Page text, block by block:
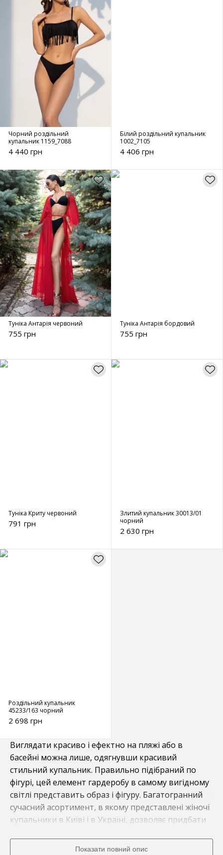
Чорний роздільний
купальник 1159_7088
4 440 грн
Білий роздільний купальник
1002_7105
4 406 грн
Туніка Антарія червоний
755 грн
Туніка Антарія бордовий
755 грн
Туніка Криту червоний
791 грн
Злитий купальник 30013/01
чорний
2 630 грн
Роздільний купальник
45233/163 чорний
2 698 грн
Виглядати красиво і ефектно на пляжі або в
басейні можна лише, одягнувши красивий
стильний купальник. Правильно підібраний по
фігурі, цей елемент гардеробу в самому вигідному
світлі представить образ і фігуру. Багатогранний
сучасний асортимент, в якому представлені жіночі
купальники в Київі і в Україні, дозволяє придбати
перевагам, типу фігури.Показати повний опис